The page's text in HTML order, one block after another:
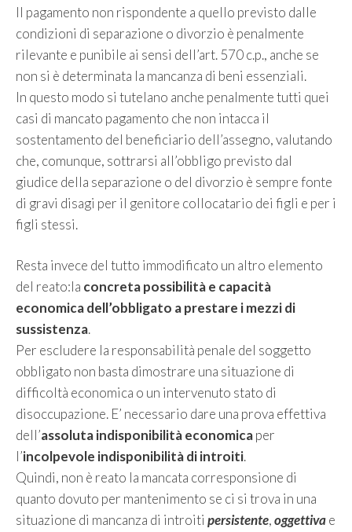
Il pagamento non rispondente a quello previsto dalle
condizioni di separazione o divorzio è penalmente
rilevante e punibile ai sensi dell’art. 570 c.p., anche se
non si è determinata la mancanza di beni essenziali.
In questo modo si tutelano anche penalmente tutti quei
casi di mancato pagamento che non intacca il
sostentamento del beneficiario dell’assegno, valutando
che, comunque, sottrarsi all’obbligo previsto dal
giudice della separazione o del divorzio è sempre fonte
di gravi disagi per il genitore collocatario dei figli e per i
figli stessi.
Resta invece del tutto immodificato un altro elemento
del reato:la concreta possibilità e capacità
economica dell’obbligato a prestare i mezzi di
sussistenza.
Per escludere la responsabilità penale del soggetto
obbligato non basta dimostrare una situazione di
difficoltà economica o un intervenuto stato di
disoccupazione. E’ necessario dare una prova effettiva
dell’assoluta indisponibilità economicaper
l’incolpevole indisponibilità di introiti.
Quindi, non è reato la mancata corresponsione di
quanto dovuto per mantenimento se ci si trova in una
situazione di mancanza di introiti persistente,oggettivae